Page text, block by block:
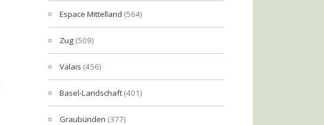
Espace Mittelland (564)
Zug (509)
Valais (456)
Basel-Landschaft (401)
Graubünden (377)